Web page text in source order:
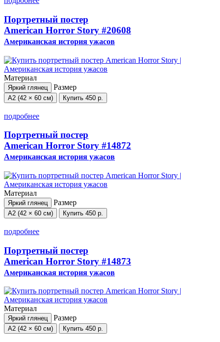
Портретный постер
American Horror Story #20608
Американская история ужасов
Материал
Яркий глянец Размер
А2 (42 × 60 см) Купить 450 р.
подробнее
Портретный постер
American Horror Story #14872
Американская история ужасов
Материал
Яркий глянец Размер
А2 (42 × 60 см) Купить 450 р.
подробнее
Портретный постер
American Horror Story #14873
Американская история ужасов
Материал
Яркий глянец Размер
А2 (42 × 60 см) Купить 450 р.